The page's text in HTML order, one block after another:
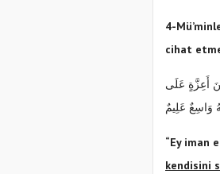
4-
cihat
أَعِزَّةٍ عَلَى
وَاسِعٌ عَلِيمٌ
“Ey iman
kendisini